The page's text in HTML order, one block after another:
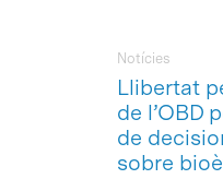
Llibertat
de l’OBD
de
sobre
Notícies